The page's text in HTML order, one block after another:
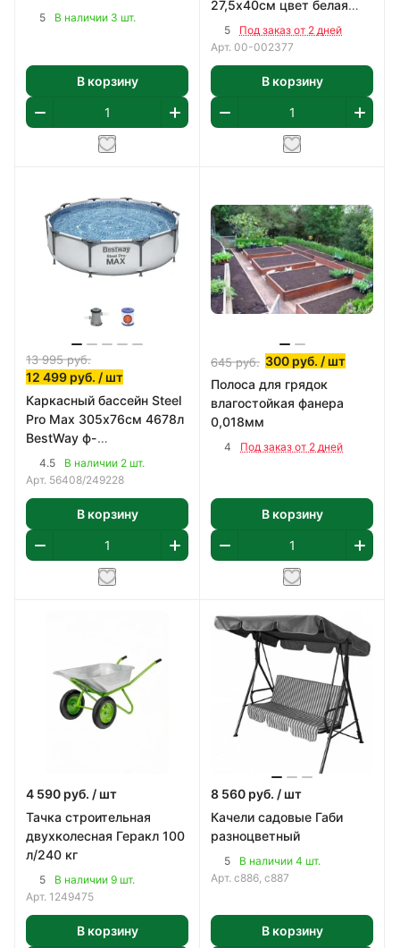
прочная котловая сталь
5 В наличии 3 шт.
В корзину
27,5х40см цвет белая
1,65 м2/уп
5
Под заказ от 2 дней
Арт. 00-002377
В корзину
13 995руб.
12 499 руб. / шт
Каркасный бассейн Steel
Pro Max 305х76см 4678л
BestWay ф-
насос,картридж 58093
арт 56408
4.5
В наличии 2 шт.
Арт. 56408/249228
В корзину
645руб. 300 руб. / шт
Полоса для грядок
влагостойкая фанера
0,018мм
4 Под заказ от 2 дней
В корзину
4 590 руб. / шт
Тачка строительная
двухколесная Геракл 100
л/240 кг
5
В наличии 9 шт.
Арт. 1249475
В корзину
8 560 руб. / шт
Качели садовые Габи
разноцветный
5
В наличии 4 шт.
Арт. с886, с887
В корзину